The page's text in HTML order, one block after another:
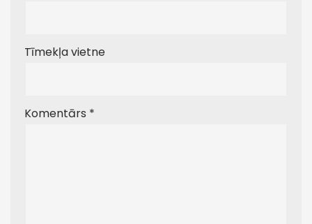
Tīmekļa vietne
Komentārs *